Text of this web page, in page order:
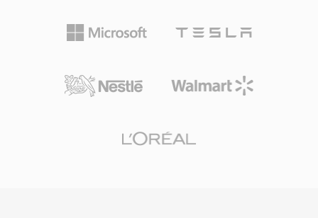
Windows Media Center는 Windows 7 이후 단종
일은 개인 미디어 아카이브에 남아 있으며 타사 비
디오 도구로 처리할 수 있습니다.
실시간 방송 전달의 핵심 기능입니다. TS는 여러
프로그램을 단일 스트림으로 다중화할 수 있으며,
프로그램의 구조와 콘텐츠를 기술합니다. 이 형식
HEVC와 AAC, AC-3, MPEG 오디오를 전달합니다.